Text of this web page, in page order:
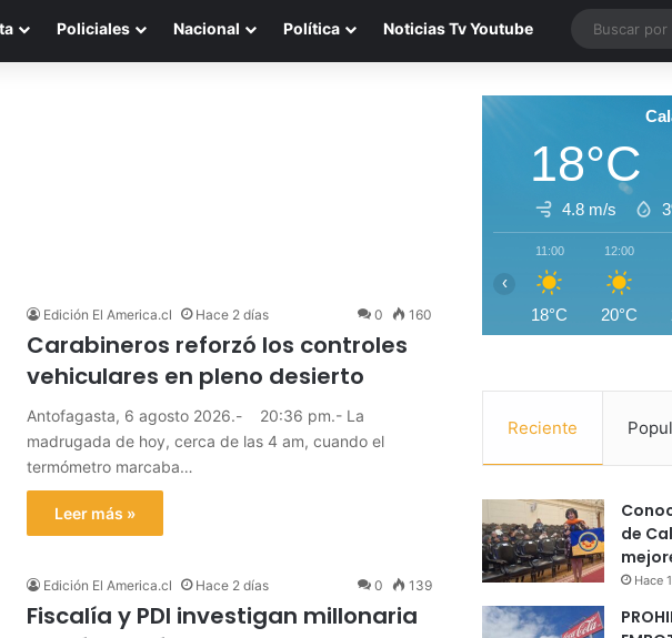
Policiales Nacional Política Noticias Tv Youtube
Edición El America.cl Hace 2 días 0 160
Carabineros reforzó los controles
vehiculares en pleno desierto
Antofagasta, 6 agosto 2026.- 20:36 pm.- La
madrugada de hoy, cerca de las 4 am, cuando el
termómetro marcaba…
Leer más »
Edición El America.cl Hace 2 días 0 139
Fiscalía y PDI investigan millonaria
18°C
4.8 m/s
11:00
18°C
12:00
20°C
‹
Reciente
de
Hace